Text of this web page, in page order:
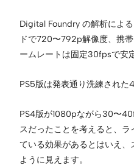
Digital Foundry の解析によ
ドで720〜792p解像度、携
ームレートは固定30fpsで安
PS5版は発表通り洗練された
PS4版が1080pながら30〜
スだったことを考えると、
ている効果があるとはいえ
ように見えます。